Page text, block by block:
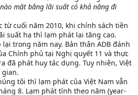
mặt bằng lãi suất có khả năng đi
từ cuối năm 2010, khi chính sách tiền
suất hạ thì lạm phát lại tăng cao.
trong năm nay. Bản thân ADB đánh
Chính phủ tại Nghị quyết 11 và thực
đã phát huy tác dụng. Tuy nhiên, Việt
gian.
tôi thì lạm phát của Việt Nam vẫn
8. Lạm phát tính theo năm (year-